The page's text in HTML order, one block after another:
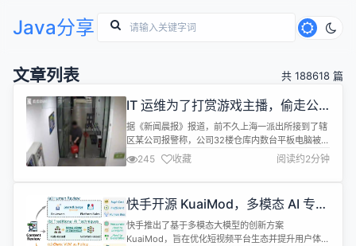
Java分享
文章列表 共 188618 篇
IT 运维为了打赏游戏主播，偷走公
司 158 台平板电脑进行倒卖
据《新闻晨报》报道，前不久上海一派出所接到了辖
区某公司报警称，公司32楼仓库内数台平板电脑被
盗。接报后，民警经现场勘查，结合报警人提供的信
息，警方初步推断此案很可能系内部人员作案。通过
对案发地及周边公共视频进行判断分析，迅速锁定了
工。 经查，犯罪嫌疑人系该公司员工，平时负责IT业
务，对公司仓库的情况有所了解。到案后...
245 收藏 阅读约2分钟
快手开源 KuaiMod，多模态 AI 专治
各种劣质内容
快手推出了基于多模态大模型的创新方案
KuaiMod，旨在优化短视频平台生态并提升用户体